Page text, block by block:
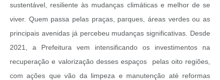
sustentável, resiliente às mudanças climáticas e melhor de se
viver. Quem passa pelas praças, parques, áreas verdes ou as
principais avenidas já percebeu mudanças significativas. Desde
2021, a Prefeitura vem intensificando os investimentos na
recuperação e valorização desses espaços pelas oito regiões,
com ações que vão da limpeza e manutenção até reformas